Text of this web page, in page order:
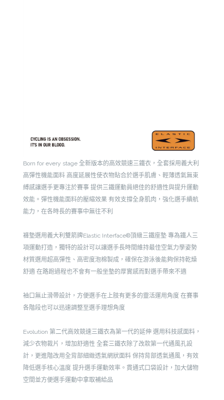
Born for every stage 全新版本的高效競速三鐵衣，全套採用義大利
高彈性機能面料 高度延展性使衣物貼合於選手肌膚、輕薄透氣無束
縛感讓選手更專注於賽事 提供三鐵運動員絕佳的舒適性與提升運動
效能。彈性機能面料的壓縮效果 有效支撐全身肌肉，強化選手續航
能力，在各時長的賽事中無往不利
褲墊選用義大利雙箭牌Elastic Interface®頂級三鐵座墊 專為鐵人三
項運動打造，獨特的設計可以讓選手長時間維持最佳空氣力學姿勢
材質選用超高彈性、高密度泡棉製成，確保在游泳後能夠保持乾燥
舒適 在路跑過程也不會有一般坐墊的厚實感而對選手帶來不適
袖口無止滑帶設計，方便選手在上肢有更多的靈活運用角度 在賽事
各階段也可以迅速調整至選手理想角度
Evolution 第二代高效競速三鐵衣為第一代的延伸 選用科技感面料，
減少衣物裁片，增加舒適性 全套三鐵衣除了改款第一代通風孔設
計，更進階改用全背部細緻透氣網狀面料 保持背部透氣通風，有效
降低選手核心溫度 提升選手運動效率。貫通式口袋設計，加大儲物
空間並方便選手運動中拿取補給品